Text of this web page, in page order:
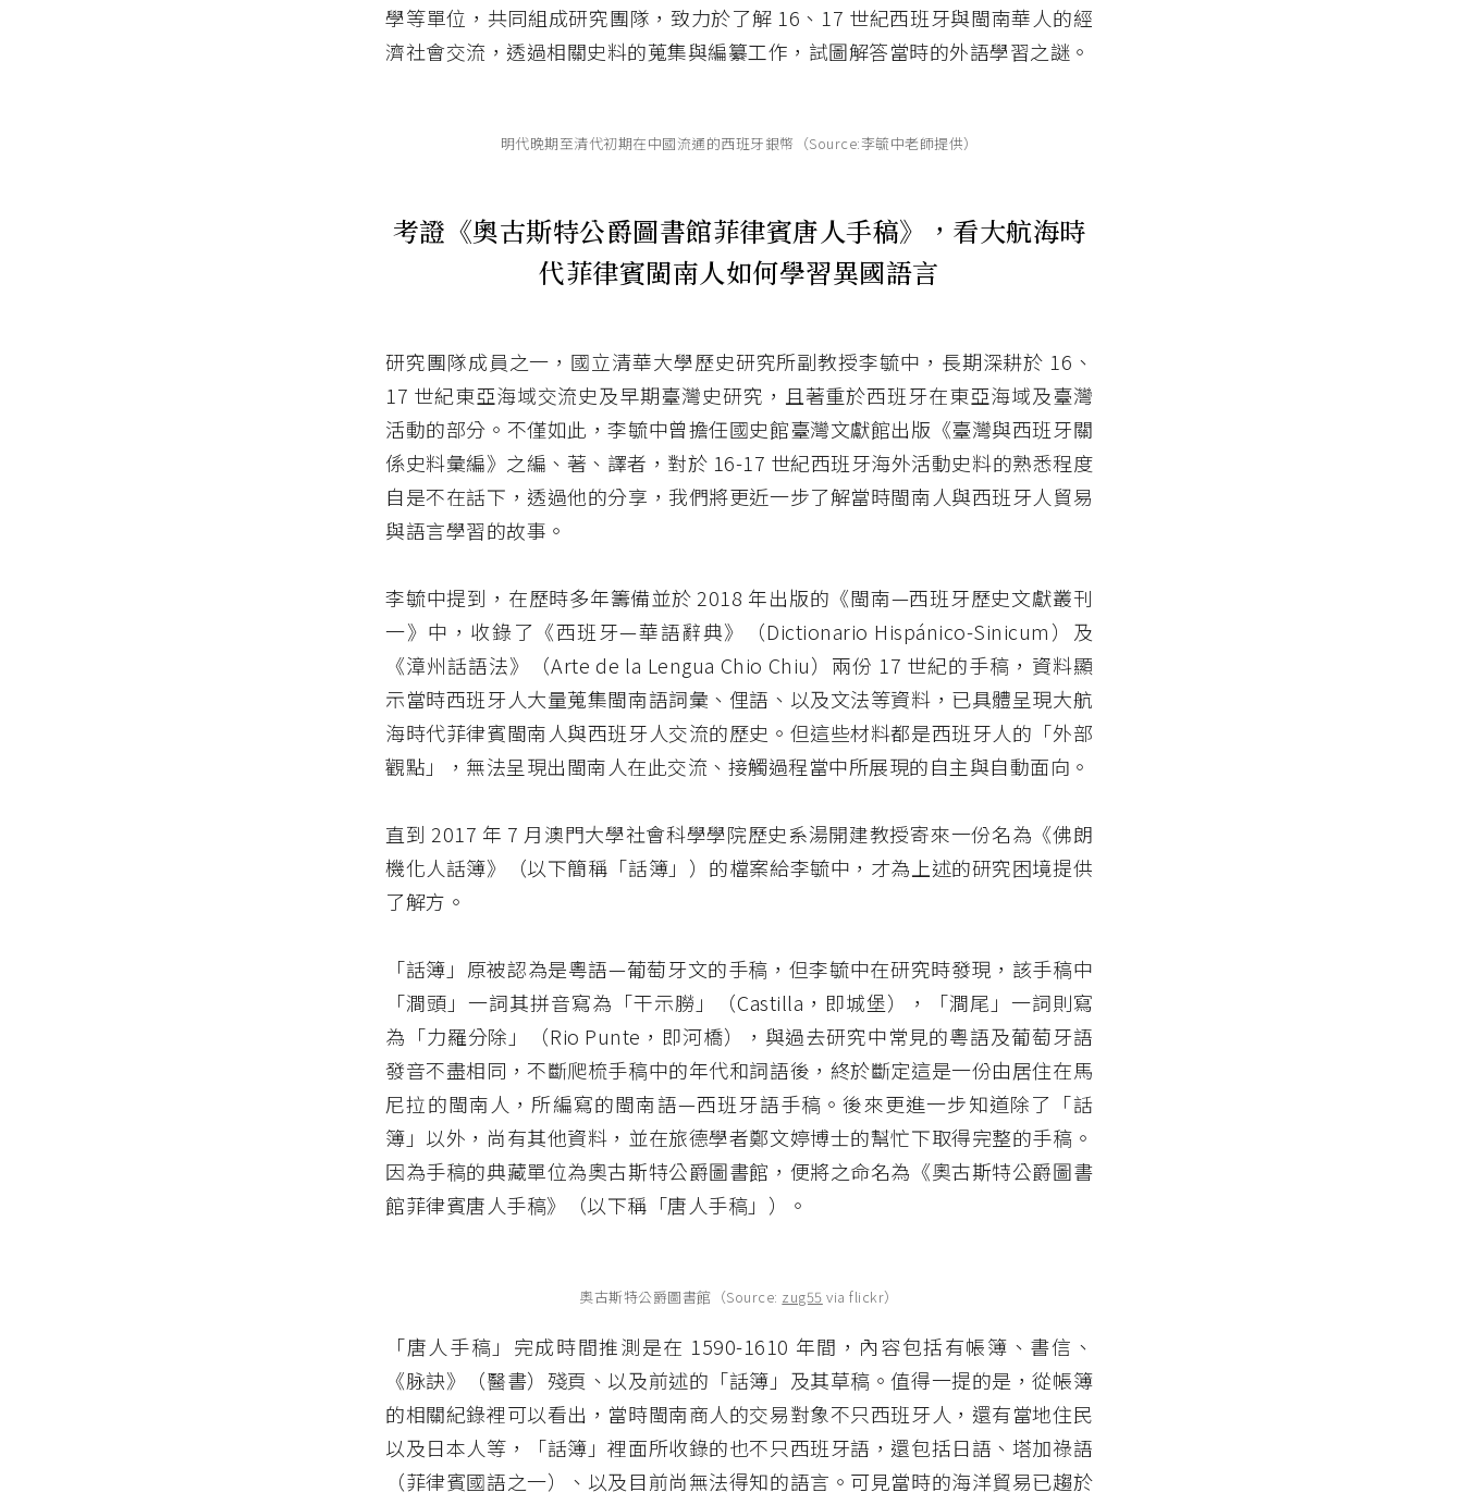
學等單位，共同組成研究團隊，致力於了解 16、17 世紀西班牙與閩南華人的經
濟社會交流，透過相關史料的蒐集與編纂工作，試圖解答當時的外語學習之謎。
明代晚期至清代初期在中國流通的西班牙銀幣（Source:李毓中老師提供）
考證《奧古斯特公爵圖書館菲律賓唐人手稿》，看大航海時
代菲律賓閩南人如何學習異國語言
研究團隊成員之一，國立清華大學歷史研究所副教授李毓中，長期深耕於 16、
17 世紀東亞海域交流史及早期臺灣史研究，且著重於西班牙在東亞海域及臺灣
活動的部分。不僅如此，李毓中曾擔任國史館臺灣文獻館出版《臺灣與西班牙關
係史料彙編》之編、著、譯者，對於 16-17 世紀西班牙海外活動史料的熟悉程度
自是不在話下，透過他的分享，我們將更近一步了解當時閩南人與西班牙人貿易
與語言學習的故事。
李毓中提到，在歷時多年籌備並於 2018 年出版的《閩南—西班牙歷史文獻叢刊
一》中，收錄了《西班牙—華語辭典》（Dictionario Hispánico-Sinicum）及
《漳州話語法》（Arte de la Lengua Chio Chiu）兩份 17 世紀的手稿，資料顯
示當時西班牙人大量蒐集閩南語詞彙、俚語、以及文法等資料，已具體呈現大航
海時代菲律賓閩南人與西班牙人交流的歷史。但這些材料都是西班牙人的「外部
觀點」，無法呈現出閩南人在此交流、接觸過程當中所展現的自主與自動面向。
直到 2017 年 7 月澳門大學社會科學學院歷史系湯開建教授寄來一份名為《佛朗
機化人話簿》（以下簡稱「話簿」）的檔案給李毓中，才為上述的研究困境提供
了解方。
「話簿」原被認為是粵語—葡萄牙文的手稿，但李毓中在研究時發現，該手稿中
「澗頭」一詞其拼音寫為「干示朥」（Castilla，即城堡），「澗尾」一詞則寫
為「力羅分除」（Rio Punte，即河橋），與過去研究中常見的粵語及葡萄牙語
發音不盡相同，不斷爬梳手稿中的年代和詞語後，終於斷定這是一份由居住在馬
尼拉的閩南人，所編寫的閩南語—西班牙語手稿。後來更進一步知道除了「話
簿」以外，尚有其他資料，並在旅德學者鄭文婷博士的幫忙下取得完整的手稿。
因為手稿的典藏單位為奧古斯特公爵圖書館，便將之命名為《奧古斯特公爵圖書
館菲律賓唐人手稿》（以下稱「唐人手稿」）。
奧古斯特公爵圖書館（Source: zug55 via flickr）
「唐人手稿」完成時間推測是在 1590-1610 年間，內容包括有帳簿、書信、
《脉訣》（醫書）殘頁、以及前述的「話簿」及其草稿。值得一提的是，從帳簿
的相關紀錄裡可以看出，當時閩南商人的交易對象不只西班牙人，還有當地住民
以及日本人等，「話簿」裡面所收錄的也不只西班牙語，還包括日語、塔加祿語
（菲律賓國語之一）、以及目前尚無法得知的語言。可見當時的海洋貿易已趨於